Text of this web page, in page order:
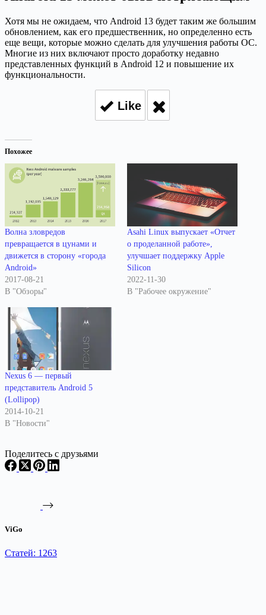
Хотя мы не ожидаем, что Android 13 будет таким же большим
обновлением, как его предшественник, но определенно есть
еще вещи, которые можно сделать для улучшения работы ОС.
Многие из них включают просто доработку недавно
представленных функций в Android 12 и повышение их
функциональности.
Like
Похожее
Волна зловредов
превращается в цунами и
движется в сторону «города
Android»
2017-08-21
В "Обзоры"
Asahi Linux выпускает «Отчет
о проделанной работе»,
улучшает поддержку Apple
Silicon
2022-11-30
В "Рабочее окружение"
Nexus 6 — первый
представитель Android 5
(Lollipop)
2014-10-21
В "Новости"
Поделитесь с друзьями
ViGo
Статей: 1263